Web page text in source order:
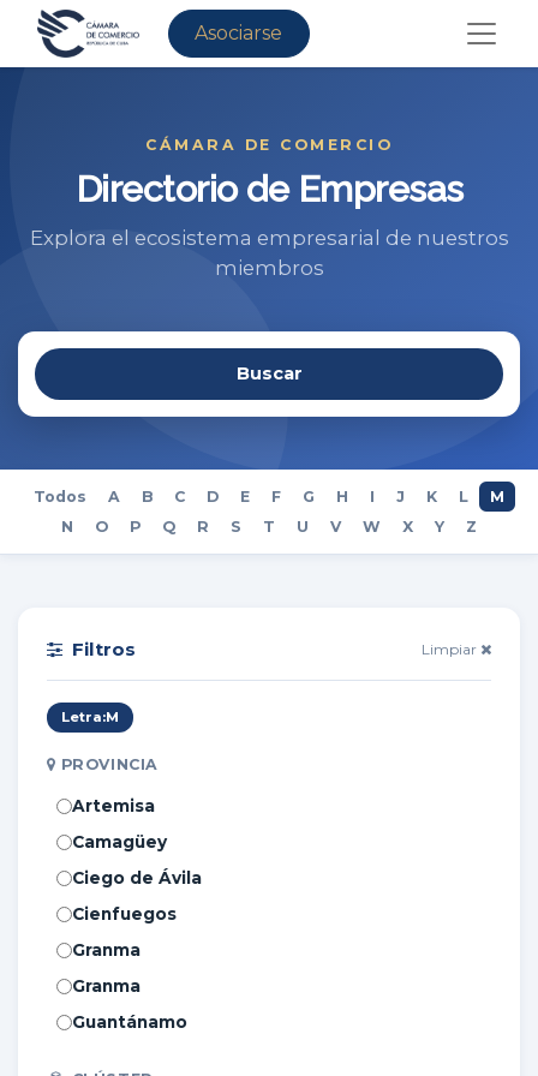
Asociarse
CÁMARA DE COMERCIO
Directorio de Empresas
Explora el ecosistema empresarial de nuestros
miembros
Buscar
Todos A B C D E F G H I J K L
M
N
O P Q R S T U V W X Y Z
Filtros Limpiar
Letra:M
PROVINCIA
Artemisa
Camagüey
Ciego de Ávila
Cienfuegos
Granma
Granma
Guantánamo